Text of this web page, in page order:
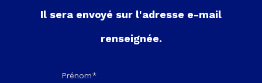
Il sera envoyé sur l'adresse e-mail
renseignée.
Prénom*